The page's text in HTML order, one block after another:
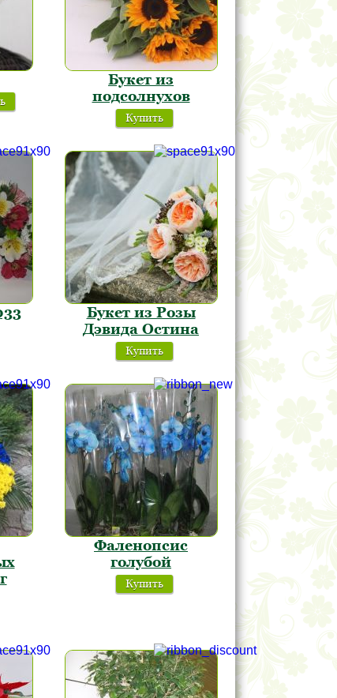
Букет из
подсолнухов
Купить
Букет из Розы
Дэвида Остина
Купить
Фаленопсис
голубой
Купить